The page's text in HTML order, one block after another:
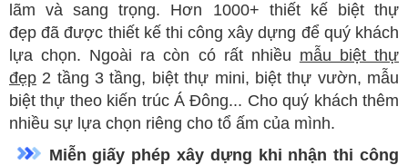
lãm và sang trọng. Hơn 1000+ thiết kế biệt thự
đẹp đã được thiết kế thi công xây dựng để quý khách
lựa chọn. Ngoài ra còn có rất nhiều mẫu biệt thự
đẹp 2 tầng 3 tầng, biệt thự mini, biệt thự vườn, mẫu
biệt thự theo kiến trúc Á Đông... Cho quý khách thêm
nhiều sự lựa chọn riêng cho tổ ấm của mình.
Miễn giấy phép xây dựng khi nhận thi công